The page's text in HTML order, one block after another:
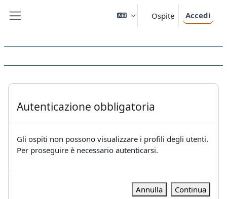
Ospite Accedi
Autenticazione obbligatoria
Gli ospiti non possono visualizzare i profili degli utenti.
Per proseguire è necessario autenticarsi.
Annulla Continua